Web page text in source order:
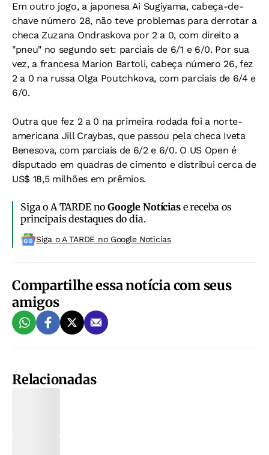
Em outro jogo, a japonesa Ai Sugiyama, cabeça-de-
chave número 28, não teve problemas para derrotar a
checa Zuzana Ondraskova por 2 a 0, com direito a
"pneu" no segundo set: parciais de 6/1 e 6/0. Por sua
vez, a francesa Marion Bartoli, cabeça número 26, fez
2 a 0 na russa Olga Poutchkova, com parciais de 6/4 e
6/0.
Outra que fez 2 a 0 na primeira rodada foi a norte-
americana Jill Craybas, que passou pela checa Iveta
Benesova, com parciais de 6/2 e 6/0. O US Open é
disputado em quadras de cimento e distribui cerca de
US$ 18,5 milhões em prêmios.
Siga o A TARDE noGoogle Notíciase receba os
principais destaques do dia.
Siga o A TARDE no Google Noticias
Compartilhe essa notícia com seus
amigos
Relacionadas